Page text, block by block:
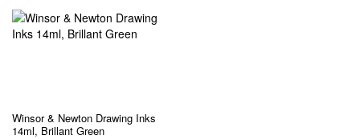
Winsor & Newton Drawing Inks
14ml, Brillant Green